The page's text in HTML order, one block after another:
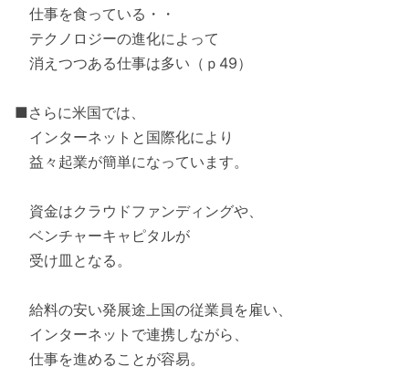
仕事を食っている・・
テクノロジーの進化によって
消えつつある仕事は多い（ｐ49）
■さらに米国では、
インターネットと国際化により
益々起業が簡単になっています。
資金はクラウドファンディングや、
ベンチャーキャピタルが
受け皿となる。
給料の安い発展途上国の従業員を雇い、
インターネットで連携しながら、
仕事を進めることが容易。